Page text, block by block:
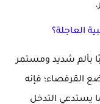
العاجلة؟
بألم شديد ومستمر
وضع القرفصاء؛ فإنه
يستدعي التدخل